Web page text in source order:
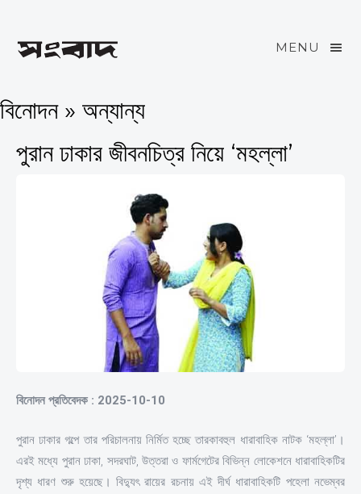
MENU
বিনোদন » অন্যান্য
পুরান ঢাকার জীবনচিত্র নিয়ে ‘মহল্লা’
বিনোদন প্রতিবেদক : 2025-10-10
পুরান ঢাকার গল্পে তার পরিচালনায় নির্মিত হচ্ছে তারকাবহুল ধারাবাহিক নাটক ‘মহল্লা’।
এরই মধ্যে পুরান ঢাকা, সদরঘাট, উত্তরা ও ফার্মগেটের বিভিন্ন লোকেশনে ধারাবাহিকটির
দৃশ্য ধারণ শুরু হয়েছে। বিদ্যুৎ রায়ের রচনায় এই দীর্ঘ ধারাবাহিকটি পহেলা নভেম্বর